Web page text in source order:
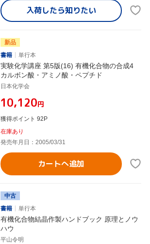
入荷したら知りたい
新品
書籍
単行本
実験化学講座 第5版(16) 有機化合物の合成4
カルボン酸・アミノ酸・ペプチド
日本化学会
¥10,120円
獲得ポイント 92P
在庫あり
発売年月日：2005/03/31
カートへ追加
中古
書籍
単行本
有機化合物結晶作製ハンドブック 原理とノウ
ハウ
平山令明